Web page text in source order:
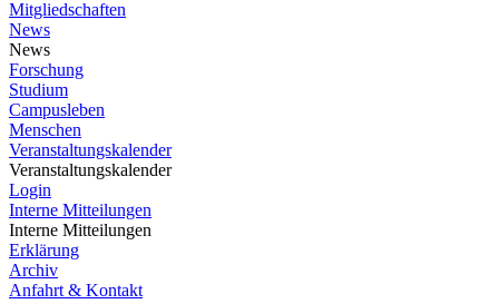
Mitgliedschaften
News
News
Forschung
Studium
Campusleben
Menschen
Veranstaltungskalender
Veranstaltungskalender
Login
Interne Mitteilungen
Interne Mitteilungen
Erklärung
Archiv
Anfahrt & Kontakt